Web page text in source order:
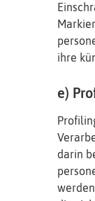
ihre
e)
darin